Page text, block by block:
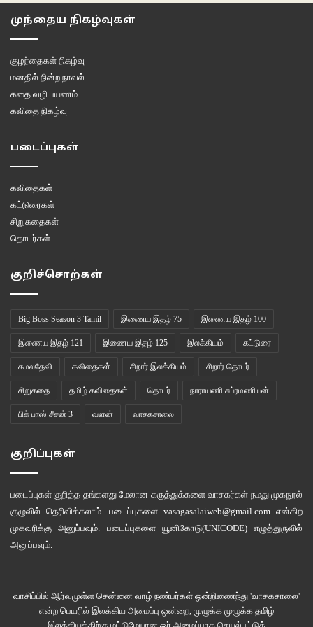
பாகனின் கையிலிருக்கும்
புகாரளிக்கவியலா வலிகளை
பரிசளித்தபடியே இருக்கிறது.
ஒரு பெயரைத் துறந்துவிட்டு
புகுந்துகொண்டான்
எல்லாவற்றையும் துறந்த புத்தன்
ஆம்
பெயரைத் துறப்பதென்பது
இணைய இதழ் 118 இலக்கியம் கவிதைகள்
முந்தைய நிகழ்வுகள்
குழந்தைகள் நிகழ்வு
மனதில் நின்ற நாவல்
கதை வழி பயணம்
கவிதை நிகழ்வு
படைப்புகள்
கவிதைகள்
கட்டுரைகள்
சிறுகதைகள்
தொடர்கள்
குறிச்சொற்கள்
Big Boss Season 3 Tamil இணைய இதழ் 75 இணைய இதழ் 100
இணைய இதழ் 121 இணைய இதழ் 125 இலக்கியம் கட்டுரை
கமலதேவி கவிதைகள் சிறார் இலக்கியம் சிறார் தொடர்
சிறுகதை தமிழ் கவிதைகள் தொடர் நாராயணி சுப்ரமணியன்
பிக் பாஸ் சீசன் 3 வளன் வாசகசாலை
குறிப்புகள்
படைப்புகள் குறித்த தங்களது மேலான கருத்துக்களை வாசகர்கள் நமது முகநூல்
குழுவில் தெரிவிக்கலாம். படைப்புகளை vasagasalaiweb@gmail.com என்கிற
முகவரிக்கு அனுப்பவும். படைப்புகளை யூனிகோடு(UNICODE)எழுத்துருவில்
அனுப்பவும்.
வாசிப்பில் ஆர்வமுள்ள சென்னை வாழ் நண்பர்கள் ஒன்றிணைந்து 'வாசகசாலை'
என்ற பெயரில் இலக்கிய அமைப்பு ஒன்றை, முழுக்க முழுக்க தமிழ்